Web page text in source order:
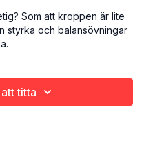
Som att kroppen är lite
styrka och balansövningar
titta